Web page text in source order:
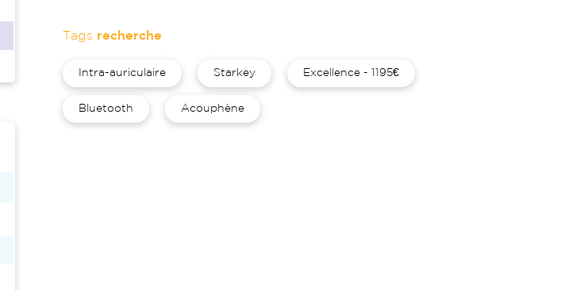
Tags recherche
Intra-auriculaire Starkey Excellence - 1195€
Bluetooth Acouphène